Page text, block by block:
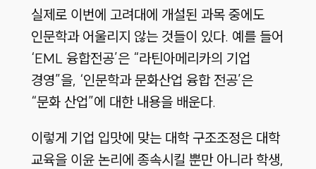
실제로 이번에 고려대에 개설된 과목 중에도
인문학과 어울리지 않는 것들이 있다. 예를 들어
‘EML 융합전공’은 “라틴아메리카의 기업
경영”을, ‘인문학과 문화산업 융합 전공’은
“문화 산업”에 대한 내용을 배운다.
이렇게 기업 입맛에 맞는 대학 구조조정은 대학
교육을 이윤 논리에 종속시킬 뿐만 아니라 학생,